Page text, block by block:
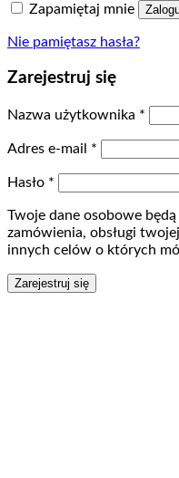
Zapamiętaj mnie
Nie pamiętasz hasła?
Zarejestruj się
Nazwa użytkownika *
Adres e-mail *
Hasło *
Twoje dane osobowe
zamówienia, obsługi
innych celów o których
Zarejestruj się